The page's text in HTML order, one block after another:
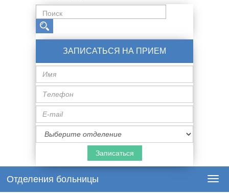
ЗАПИСАТЬСЯ НА ПРИЕМ
Имя
Телефон
Специализация
Отделения больницы